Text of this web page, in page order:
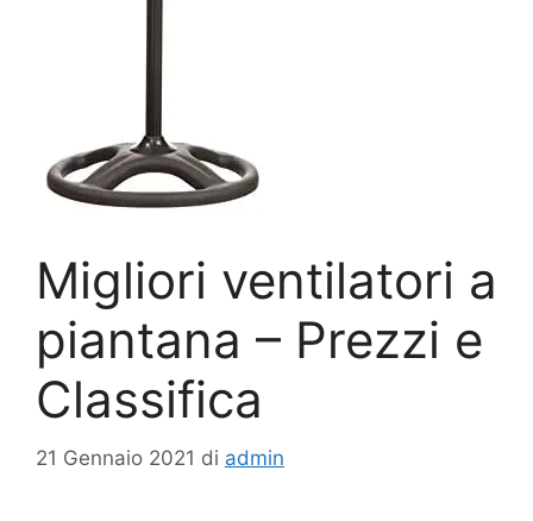
Migliori ventilatori a
piantana – Prezzi e
Classifica
21 Gennaio 2021 di admin